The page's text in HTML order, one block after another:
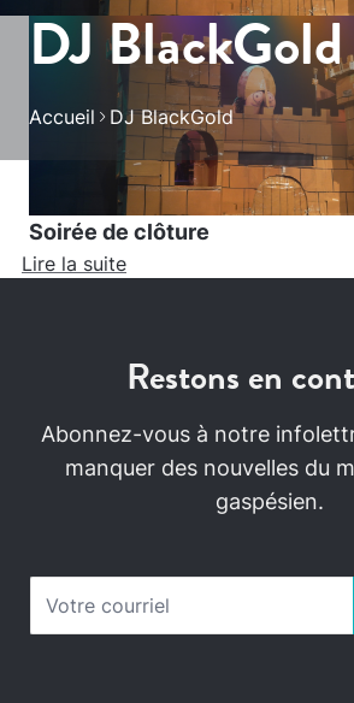
DJ BlackGold
Accueil DJ BlackGold
Soirée de clôture
Lire la suite
Restons en
Abonnez-vous à notre
manquer des nouvelles du
gaspésien.